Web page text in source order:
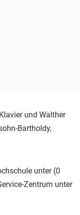
und Walther
Bartholdy,
unter (0
Zentrum unter